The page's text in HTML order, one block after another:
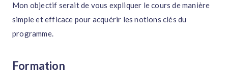
Mon objectif serait de vous expliquer le cours de manière
simple et efficace pour acquérir les notions clés du
programme.
Formation